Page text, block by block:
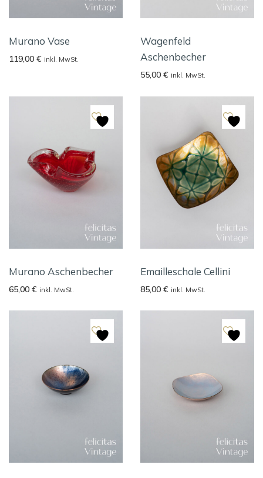
Murano Vase
119,00 € inkl. MwSt.
Wagenfeld
Aschenbecher
55,00 € inkl. MwSt.
Murano Aschenbecher
65,00 € inkl. MwSt.
Emailleschale Cellini
85,00 € inkl. MwSt.